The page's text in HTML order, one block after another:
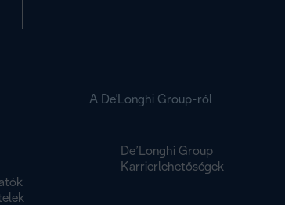
A De'Longhi Group-ról
De’Longhi Group
Karrierlehetőségek